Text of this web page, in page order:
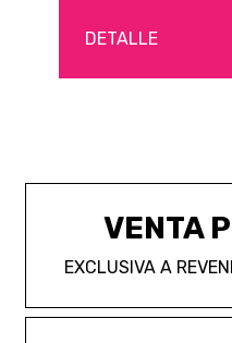
DETALLE
VENTA
EXCLUSIVA A